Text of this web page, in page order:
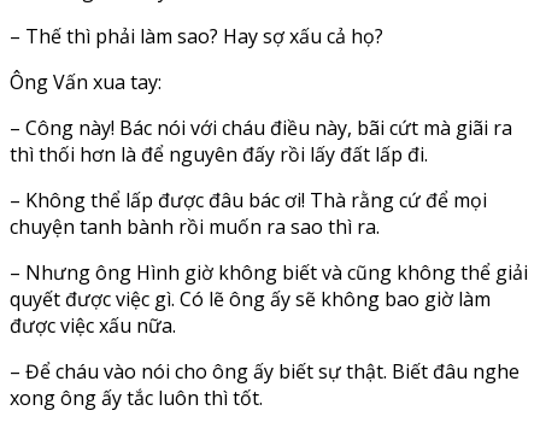
– Thế thì phải làm sao? Hay sợ xấu cả họ?
Ông Vấn xua tay:
– Công này! Bác nói với cháu điều này, bãi cứt mà giãi ra
thì thối hơn là để nguyên đấy rồi lấy đất lấp đi.
– Không thể lấp được đâu bác ơi! Thà rằng cứ để mọi
chuyện tanh bành rồi muốn ra sao thì ra.
– Nhưng ông Hình giờ không biết và cũng không thể giải
quyết được việc gì. Có lẽ ông ấy sẽ không bao giờ làm
được việc xấu nữa.
– Để cháu vào nói cho ông ấy biết sự thật. Biết đâu nghe
xong ông ấy tắc luôn thì tốt.